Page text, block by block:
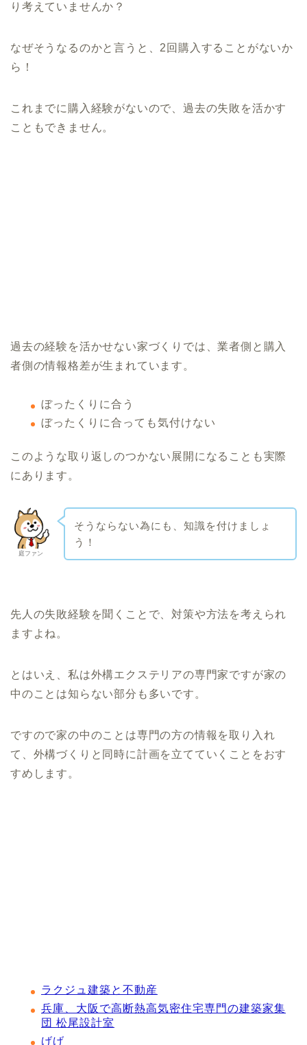
り考えていませんか？
なぜそうなるのかと言うと、2回購入することがないか
ら！
これまでに購入経験がないので、過去の失敗を活かす
こともできません。
過去の経験を活かせない家づくりでは、業者側と購入
者側の情報格差が生まれています。
ぼったくりに合う
ぼったくりに合っても気付けない
このような取り返しのつかない展開になることも実際
にあります。
庭ファン
そうならない為にも、知識を付けましょ
う！
先人の失敗経験を聞くことで、対策や方法を考えられ
ますよね。
とはいえ、私は外構エクステリアの専門家ですが家の
中のことは知らない部分も多いです。
ですので家の中のことは専門の方の情報を取り入れ
て、外構づくりと同時に計画を立てていくことをおす
すめします。
ラクジュ建築と不動産
兵庫、大阪で高断熱高気密住宅専門の建築家集
団 松尾設計室
げげ